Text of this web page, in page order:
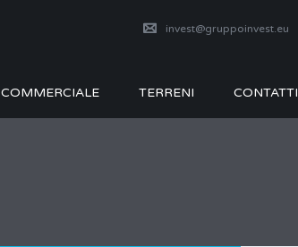
invest@gruppoinvest.eu
COMMERCIALE TERRENI CONTATTI